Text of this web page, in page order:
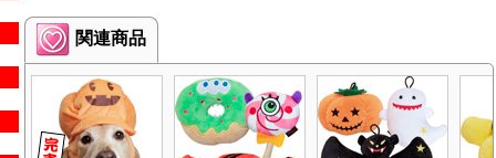
関連商品